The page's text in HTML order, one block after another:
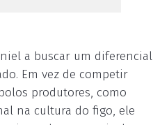
a buscar um diferencial
Em vez de competir
produtores, como
na cultura do figo, ele